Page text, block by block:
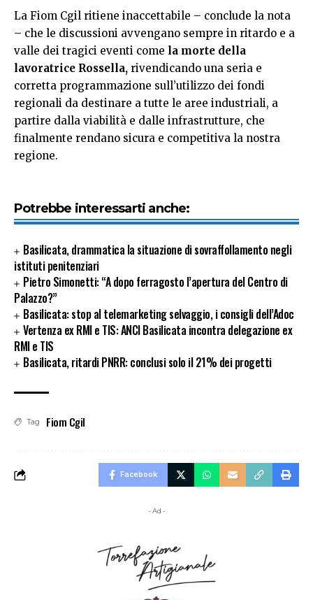
La Fiom Cgil ritiene inaccettabile – conclude la nota
– che le discussioni avvengano sempre in ritardo e a
valle dei tragici eventi come la morte della
lavoratrice Rossella, rivendicando una seria e
corretta programmazione sull’utilizzo dei fondi
regionali da destinare a tutte le aree industriali, a
partire dalla viabilità e dalle infrastrutture, che
finalmente rendano sicura e competitiva la nostra
regione.
Potrebbe interessarti anche:
Basilicata, drammatica la situazione di sovraffollamento negli
istituti penitenziari
Pietro Simonetti: “A dopo ferragosto l’apertura del Centro di
Palazzo?”
Basilicata: stop al telemarketing selvaggio, i consigli dell’Adoc
Vertenza ex RMI e TIS: ANCI Basilicata incontra delegazione ex
RMI e TIS
Basilicata, ritardi PNRR: conclusi solo il 21% dei progetti
Tag Fiom Cgil
Facebook
- Ad -